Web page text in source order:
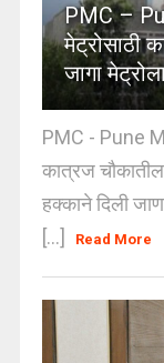
PMC –
मेट्रोसाठी
जागा
PMC - Pune
कात्रज चौकातील
हक्काने दिली
[...]
Read More